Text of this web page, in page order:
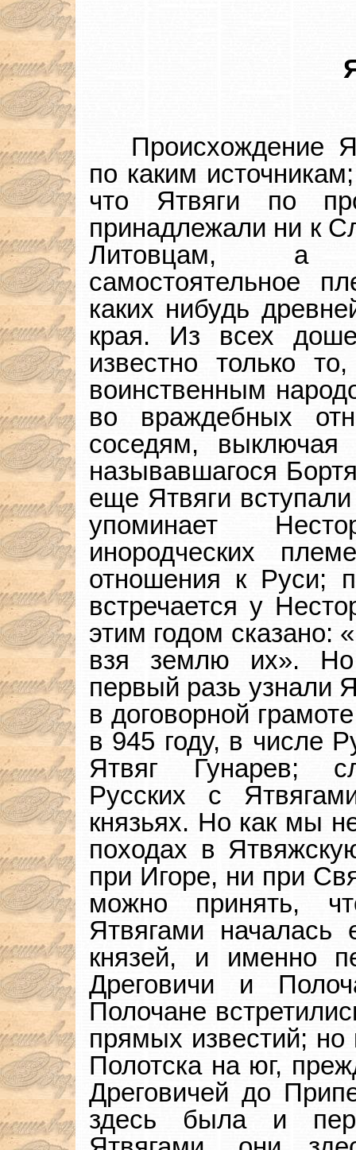
Происхождение
по каким
что Ятвяги по
принадлежали ни к
Литовцам, а
самостоятельное
каких нибудь
края. Из всех
известно только
воинственным
во враждебных
соседям, выключая
называвшагося
еще Ятвяги
упоминает
инородческих
отношения к Руси;
встречается у
этим годом сказано:
взя землю их».
первый разь узнали
в договорной
в 945 году, в числе
Ятвяг Гунарев;
Русских с
князьях. Но как мы
походах в
при Игоре, ни при
можно принять,
Ятвягами
князей, и именно
Дреговичи и
Полочане
прямых известий; но
Полотска на юг,
Дреговичей до
здесь была и